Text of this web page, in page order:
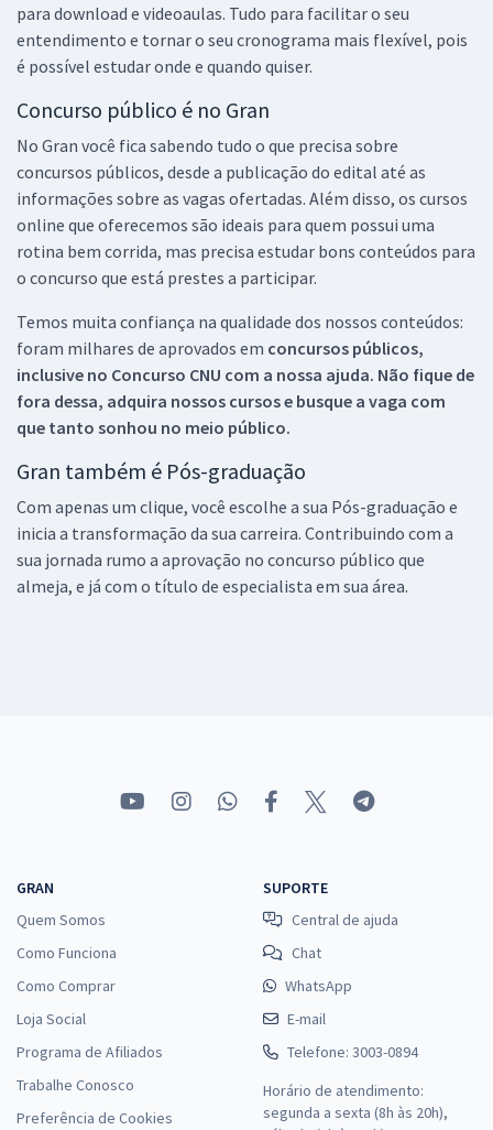
para download e videoaulas. Tudo para facilitar o seu
entendimento e tornar o seu cronograma mais flexível, pois
é possível estudar onde e quando quiser.
Concurso público é no Gran
No Gran você fica sabendo tudo o que precisa sobre
concursos públicos, desde a publicação do edital até as
informações sobre as vagas ofertadas. Além disso, os cursos
online que oferecemos são ideais para quem possui uma
rotina bem corrida, mas precisa estudar bons conteúdos para
o concurso que está prestes a participar.
Temos muita confiança na qualidade dos nossos conteúdos:
foram milhares de aprovados em concursos públicos,
inclusive no Concurso CNU com a nossa ajuda. Não fique de
fora dessa, adquira nossos cursos e busque a vaga com
que tanto sonhou no meio público.
Gran também é Pós-graduação
Com apenas um clique, você escolhe a sua Pós-graduação e
inicia a transformação da sua carreira. Contribuindo com a
sua jornada rumo a aprovação no concurso público que
almeja, e já com o título de especialista em sua área.
GRAN
Quem Somos
Como Funciona
Como Comprar
Loja Social
Programa de Afiliados
Trabalhe Conosco
Preferência de Cookies
SUPORTE
Central de ajuda
Chat
WhatsApp
E-mail
Telefone: 3003-0894
Horário de atendimento:
segunda a sexta (8h às 20h),